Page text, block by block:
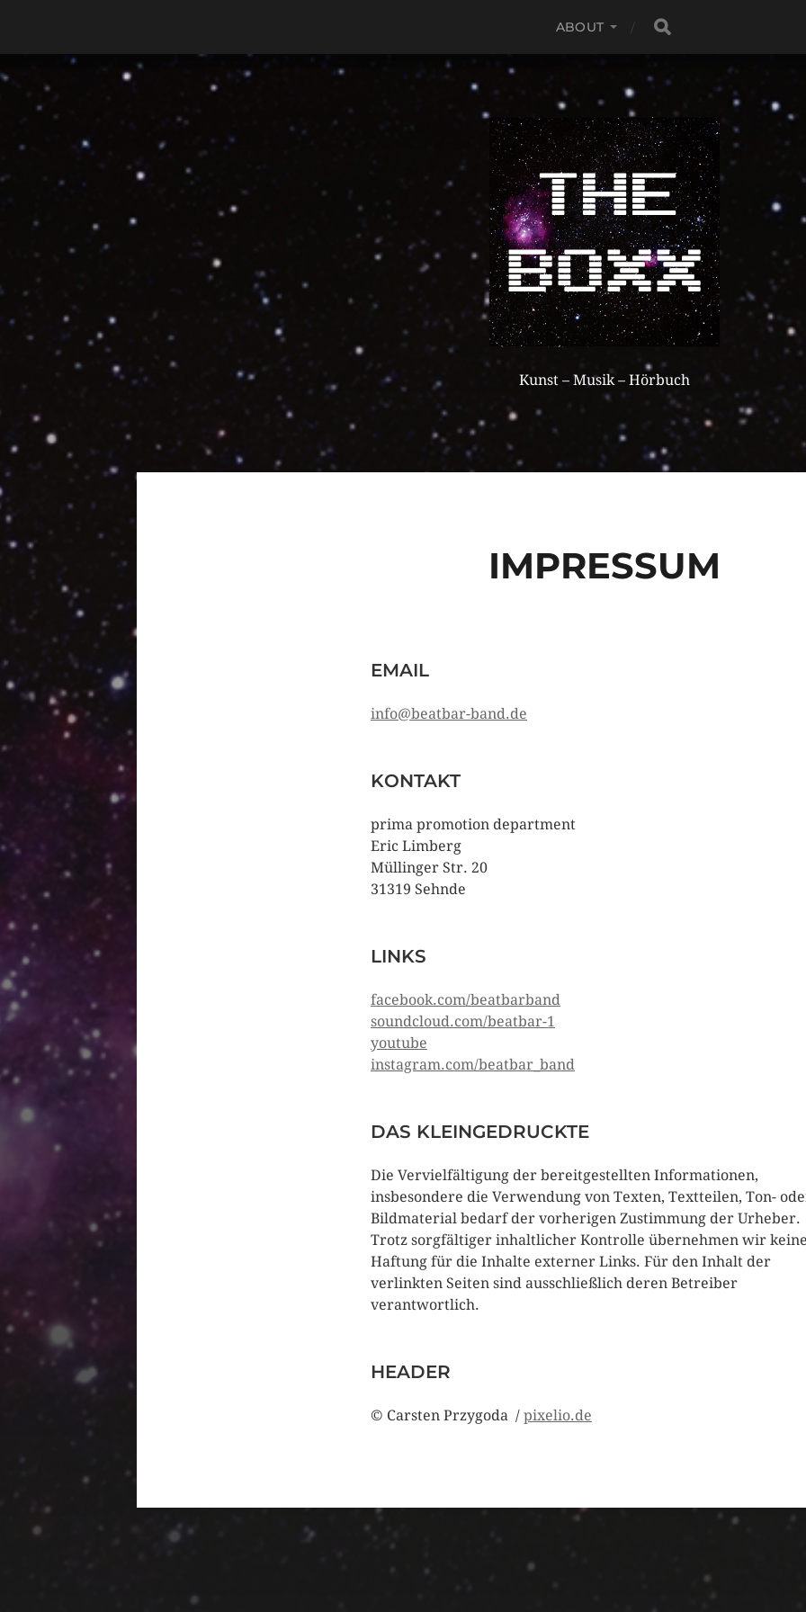
ABOUT
Kunst – Musik – Hörbuch
IMPRESSUM
EMAIL
info@beatbar-band.de
KONTAKT
prima promotion department
Eric Limberg
Müllinger Str. 20
31319 Sehnde
LINKS
facebook.com/beatbarband
soundcloud.com/beatbar-1
youtube
instagram.com/beatbar_band
DAS KLEINGEDRUCKTE
Die Vervielfältigung der bereitgestellten Informationen,
insbesondere die Verwendung von Texten, Textteilen, Ton-
Bildmaterial bedarf der vorherigen Zustimmung der Urheber.
Trotz sorgfältiger inhaltlicher Kontrolle übernehmen wir
Haftung für die Inhalte externer Links. Für den Inhalt der
verlinkten Seiten sind ausschließlich deren Betreiber
verantwortlich.
HEADER
© Carsten Przygoda / pixelio.de